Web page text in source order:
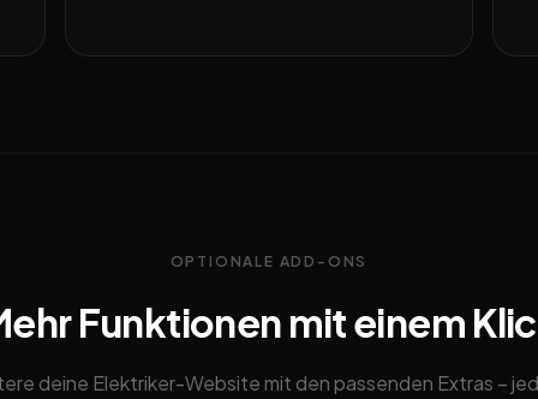
OPTIONALE ADD-ONS
Funktionen mit einem
deine Elektriker-Website mit den passenden Extras –